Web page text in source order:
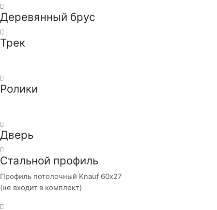
Деревянный брус
Трек
Ролики
Дверь
Стальной профиль
Профиль потолочный Knauf 60х27
(не входит в комплект)